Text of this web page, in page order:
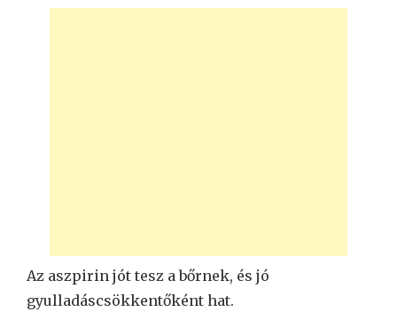
Az aszpirin jót tesz a bőrnek, és jó
gyulladáscsökkentőként hat.